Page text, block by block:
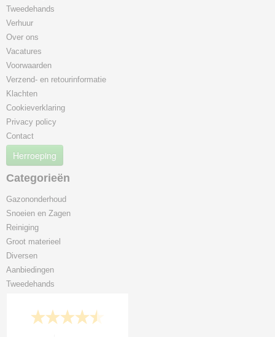
Tweedehands
Verhuur
Over ons
Vacatures
Voorwaarden
Verzend- en retourinformatie
Klachten
Cookieverklaring
Privacy policy
Contact
Herroeping
Categorieën
Gazononderhoud
Snoeien en Zagen
Reiniging
Groot materieel
Diversen
Aanbiedingen
Tweedehands